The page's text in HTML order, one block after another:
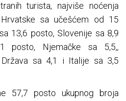
turista, najviše noćenja
sa učešćem od 15
13,6 posto, Slovenije sa 8,9
posto, Njemačke sa 5,5,,
Država sa 4,1 i Italije sa 3,5
57,7 posto ukupnog broja